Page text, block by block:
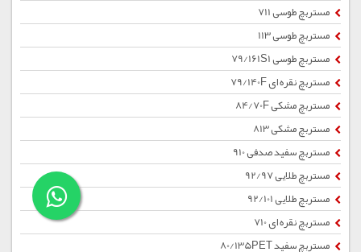
مستربچ طوسی 711
مستربچ طوسی 113
مستربچ طوسی 79/161S1
مستربچ نقره ای 79/140F
مستربچ مشکی 84/70F
مستربچ مشکی 813
مستربچ سفید صدفی 910
مستربچ طلایی 92/97
مستربچ طلایی 92/101
مستربچ نقره ای 710
مستربچ سفید 80/135PET